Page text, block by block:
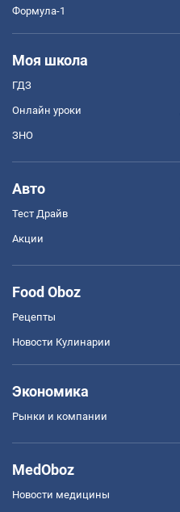
Формула-1
Моя школа
ГДЗ
Онлайн уроки
ЗНО
Авто
Тест Драйв
Акции
Food Oboz
Рецепты
Новости Кулинарии
Экономика
Рынки и компании
MedOboz
Новости медицины